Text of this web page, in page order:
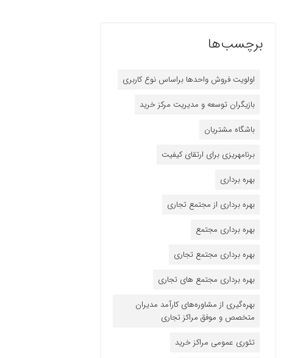
برچسب‌ها
اولویت فروش واحدها براساس نوع کاربری
بازیگران توسعه و مدیریت مرکز خرید
باشگاه مشتریان
برنامه‎ریزی برای ارتقای کیفیت
بهره برداری
بهره برداری از مجتمع تجاری
بهره برداری مجتمع
بهره برداری مجتمع تجاری
بهره برداری مجتمع های تجاری
بهره‌گیری از مشاوره‌های کارآمد مدیران
متخصص و موفق مراکز تجاری
تئوری عمومی مراکز خرید